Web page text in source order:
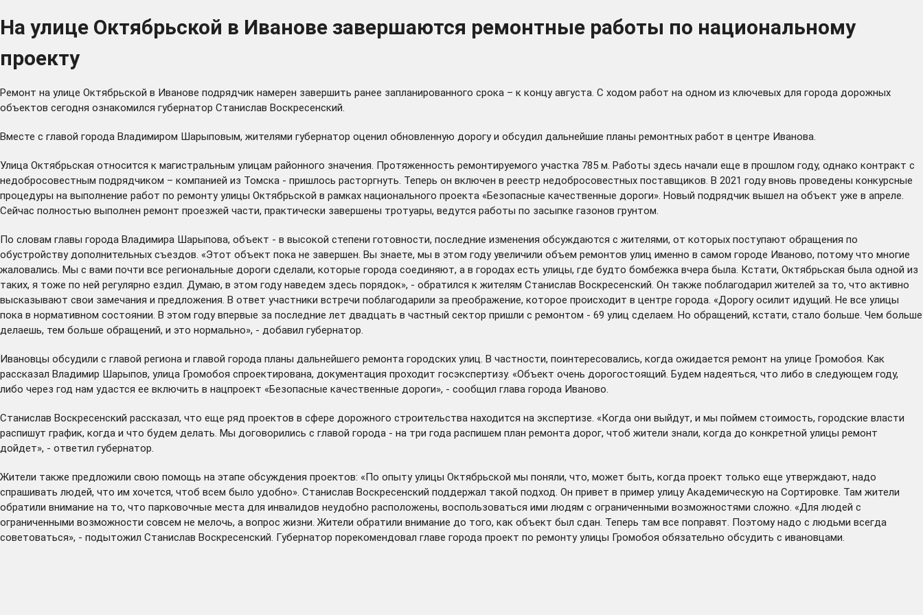
На улице Октябрьской в Иванове завершаются ремонтные работы по национальному
проекту
Ремонт на улице Октябрьской в Иванове подрядчик намерен завершить ранее запланированного срока – к концу августа. С ходом работ на одном из ключевых для города дорожных
объектов сегодня ознакомился губернатор Станислав Воскресенский.
Вместе с главой города Владимиром Шарыповым, жителями губернатор оценил обновленную дорогу и обсудил дальнейшие планы ремонтных работ в центре Иванова.
Улица Октябрьская относится к магистральным улицам районного значения. Протяженность ремонтируемого участка 785 м. Работы здесь начали еще в прошлом году, однако контракт с
недобросовестным подрядчиком – компанией из Томска - пришлось расторгнуть. Теперь он включен в реестр недобросовестных поставщиков. В 2021 году вновь проведены конкурсные
процедуры на выполнение работ по ремонту улицы Октябрьской в рамках национального проекта «Безопасные качественные дороги». Новый подрядчик вышел на объект уже в апреле.
Сейчас полностью выполнен ремонт проезжей части, практически завершены тротуары, ведутся работы по засыпке газонов грунтом.
По словам главы города Владимира Шарыпова, объект - в высокой степени готовности, последние изменения обсуждаются с жителями, от которых поступают обращения по
обустройству дополнительных съездов. «Этот объект пока не завершен. Вы знаете, мы в этом году увеличили объем ремонтов улиц именно в самом городе Иваново, потому что многие
жаловались. Мы с вами почти все региональные дороги сделали, которые города соединяют, а в городах есть улицы, где будто бомбежка вчера была. Кстати, Октябрьская была одной из
таких, я тоже по ней регулярно ездил. Думаю, в этом году наведем здесь порядок», - обратился к жителям Станислав Воскресенский. Он также поблагодарил жителей за то, что активно
высказывают свои замечания и предложения. В ответ участники встречи поблагодарили за преображение, которое происходит в центре города . «Дорогу осилит идущий. Не все улицы
пока в нормативном состоянии. В этом году впервые за последние лет двадцать в частный сектор пришли с ремонтом - 69 улиц сделаем. Но обращений, кстати, стало больше. Чем больше
делаешь, тем больше обращений, и это нормально», - добавил губернатор.
Ивановцы обсудили с главой региона и главой города планы дальнейшего ремонта городских улиц. В частности, поинтересовались, когда ожидается ремонт на улице Громобоя. Как
рассказал Владимир Шарыпов, улица Громобоя спроектирована, документация проходит госэкспертизу. «Объект очень дорогостоящий. Будем надеяться, что либо в следующем году,
либо через год нам удастся ее включить в нацпроект «Безопасные качественные дороги», - сообщил глава города Иваново.
Станислав Воскресенский рассказал, что еще ряд проектов в сфере дорожного строительства находится на экспертизе. «Когда они выйдут, и мы поймем стоимость, городские власти
распишут график, когда и что будем делать. Мы договорились с главой города - на три года распишем план ремонта дорог, чтоб жители знали, когда до конкретной улицы ремонт
дойдет», - ответил губернатор.
Жители также предложили свою помощь на этапе обсуждения проектов: «По опыту улицы Октябрьской мы поняли, что, может быть, когда проект только еще утверждают, надо
спрашивать людей, что им хочется, чтоб всем было удобно». Станислав Воскресенский поддержал такой подход. Он привет в пример улицу Академическую на Сортировке. Там жители
обратили внимание на то, что парковочные места для инвалидов неудобно расположены, воспользоваться ими людям с ограниченными возможностями сложно. «Для людей с
ограниченными возможности совсем не мелочь, а вопрос жизни. Жители обратили внимание до того, как объект был сдан. Теперь там все поправят. Поэтому надо с людьми всегда
советоваться», - подытожил Станислав Воскресенский. Губернатор порекомендовал главе города проект по ремонту улицы Громобоя обязательно обсудить с ивановцами.